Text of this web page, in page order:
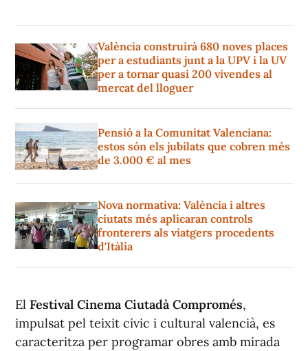
València construirà 680 noves places
per a estudiants junt a la UPV i la UV
per a tornar quasi 200 vivendes al
mercat del lloguer
Pensió a la Comunitat Valenciana:
estos són els jubilats que cobren més
de 3.000 € al mes
Nova normativa: València i altres
ciutats més aplicaran controls
fronterers als viatgers procedents
d'Itàlia
El Festival Cinema Ciutadà Compromés,
impulsat pel teixit cívic i cultural valencià, es
caracteritza per programar obres amb mirada